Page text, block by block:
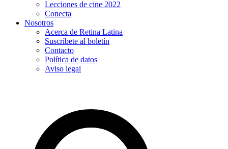
Lecciones de cine 2022
Conecta
Nosotros
Acerca de Retina Latina
Suscríbete al boletín
Contacto
Política de datos
Aviso legal